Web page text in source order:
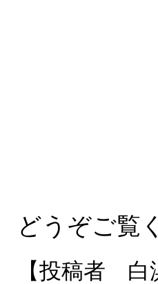
どうぞご覧
【投稿者 白